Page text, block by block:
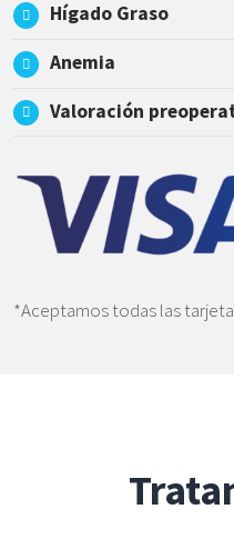
Hígado Graso
Anemia
Valoración
*Aceptamos todas las